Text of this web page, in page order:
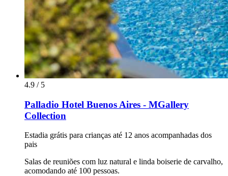
4.9 / 5
Palladio Hotel Buenos Aires - MGallery
Collection
Estadia grátis para crianças até 12 anos acompanhadas dos
pais
Salas de reuniões com luz natural e linda boiserie de carvalho,
acomodando até 100 pessoas.